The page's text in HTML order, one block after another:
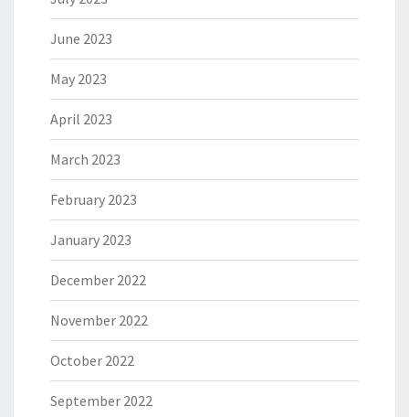
June 2023
May 2023
April 2023
March 2023
February 2023
January 2023
December 2022
November 2022
October 2022
September 2022